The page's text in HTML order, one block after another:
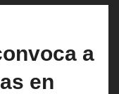
a
en